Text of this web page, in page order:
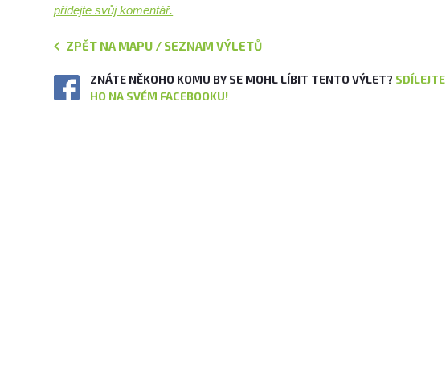
přidejte svůj komentář.
ZPĚT NA MAPU / SEZNAM VÝLETŮ
ZNÁTE NĚKOHO KOMU BY SE MOHL LÍBIT TENTO VÝLET? SDÍLEJTE
HO NA SVÉM FACEBOOKU!